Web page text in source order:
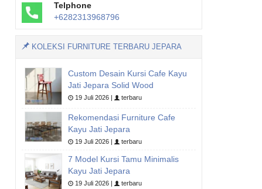
Telphone
+6282313968796
KOLEKSI FURNITURE TERBARU JEPARA
Custom Desain Kursi Cafe Kayu
Jati Jepara Solid Wood
19 Juli 2026 | terbaru
Rekomendasi Furniture Cafe
Kayu Jati Jepara
19 Juli 2026 | terbaru
7 Model Kursi Tamu Minimalis
Kayu Jati Jepara
19 Juli 2026 | terbaru